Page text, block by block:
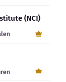
(NCI)